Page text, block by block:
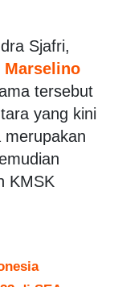
Sjafri,
Marselino
tersebut
yang kini
merupakan
KMSK